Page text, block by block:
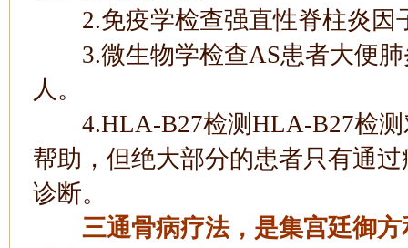
2.免疫学检查强直性脊柱炎因
3.微生物学检查AS患者大便肺
人。
4.HLA-B27检测HLA-B27检测
帮助，但绝大部分的患者只有通
诊断。
三通骨病疗法，是集宫廷御